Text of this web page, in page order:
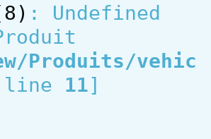
: Undefined
Produits/vehic
11]